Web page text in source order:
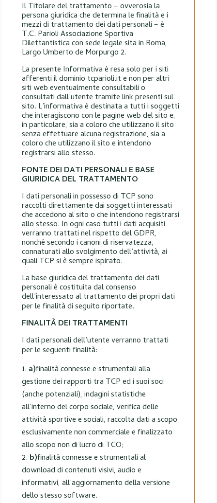
Il Titolare del trattamento – ovverosia la
persona giuridica che determina le finalità e i
mezzi di trattamento dei dati personali – è
T.C. Parioli Associazione Sportiva
Dilettantistica con sede legale sita in Roma,
Largo Umberto de Morpurgo 2.
La presente Informativa è resa solo per i siti
afferenti il dominio tcparioli.it e non per altri
siti web eventualmente consultabili o
consultati dall’utente tramite link presenti sul
sito. L’informativa è destinata a tutti i soggetti
che interagiscono con le pagine web del sito e,
in particolare, sia a coloro che utilizzano il sito
senza effettuare alcuna registrazione, sia a
coloro che utilizzano il sito e intendono
registrarsi allo stesso.
FONTE DEI DATI PERSONALI E BASE
GIURIDICA DEL TRATTAMENTO
I dati personali in possesso di TCP sono
raccolti direttamente dai soggetti interessati
che accedono al sito o che intendono registrarsi
allo stesso. In ogni caso tutti i dati acquisiti
verranno trattati nel rispetto del GDPR,
nonché secondo i canoni di riservatezza,
connaturati allo svolgimento dell’attività, ai
quali TCP si è sempre ispirato.
La base giuridica del trattamento dei dati
personali è costituita dal consenso
dell’interessato al trattamento dei propri dati
per le finalità di seguito riportate.
FINALITÀ DEI TRATTAMENTI
I dati personali dell’utente verranno trattati
per le seguenti finalità:
a)finalità connesse e strumentali alla
gestione dei rapporti tra TCP ed i suoi soci
(anche potenziali), indagini statistiche
all’interno del corpo sociale, verifica delle
attività sportive e sociali, raccolta dati a scopo
esclusivamente non commerciale e finalizzato
allo scopo non di lucro di TCO;
b)finalità connesse e strumentali al
download di contenuti visivi, audio e
informativi, all’aggiornamento della versione
dello stesso software.